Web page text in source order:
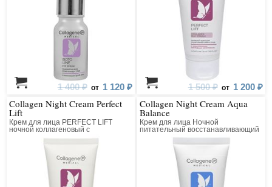
1 400 ₽ от 1 120 ₽ 1 500 ₽ от 1 200 ₽
Collagen Night Cream Perfect
Lift
Крем для лица PERFECT LIFT
ночной коллагеновый с
матриксилом
Collagen Night Cream Aqua
Balance
Крем для лица Ночной
питательный восстанавливающий